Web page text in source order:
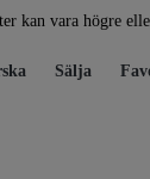
kan vara högre
Sälja